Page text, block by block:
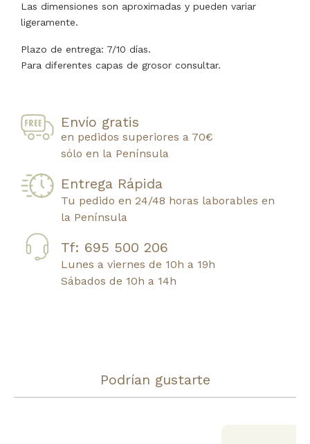
Las dimensiones son aproximadas y pueden variar
ligeramente.
Plazo de entrega: 7/10 días.
Para diferentes capas de grosor consultar.
Envío gratis
en pedidos superiores a 70€
sólo en la Península
Entrega Rápida
Tu pedido en 24/48 horas laborables en
la Península
Tf: 695 500 206
Lunes a viernes de 10h a 19h
Sábados de 10h a 14h
Podrían gustarte